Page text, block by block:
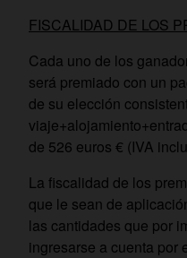
FISCALIDAD DE LOS
Cada uno de los
será premiado con un
de su elección
de 526 euros € (IVA
La fiscalidad de los
que le sean de
las cantidades que por
ingresarse a cuenta por